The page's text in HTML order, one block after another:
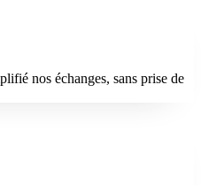
nos échanges, sans prise de